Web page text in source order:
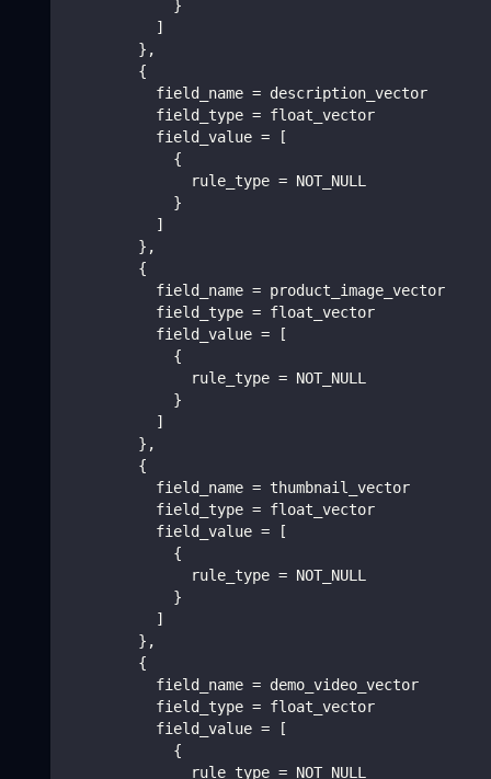
            }
          ]
        },
        {
          field_name = description_vector
          field_type = float_vector
          field_value = [
            {
              rule_type = NOT_NULL
            }
          ]
        },
        {
          field_name = product_image_vector
          field_type = float_vector
          field_value = [
            {
              rule_type = NOT_NULL
            }
          ]
        },
        {
          field_name = thumbnail_vector
          field_type = float_vector
          field_value = [
            {
              rule_type = NOT_NULL
            }
          ]
        },
        {
          field_name = demo_video_vector
          field_type = float_vector
          field_value = [
            {
              rule_type = NOT_NULL